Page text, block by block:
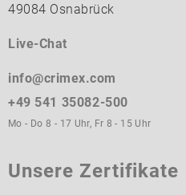
49084 Osnabrück
Live-Chat
info@crimex.com
+49 541 35082-500
Mo - Do 8 - 17 Uhr, Fr 8 - 15 Uhr
Unsere Zertifikate